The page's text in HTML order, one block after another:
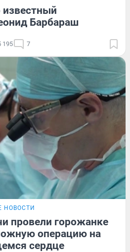
известный
Барбараш
195 7
НОВОСТИ
провели горожанке
операцию на
сердце